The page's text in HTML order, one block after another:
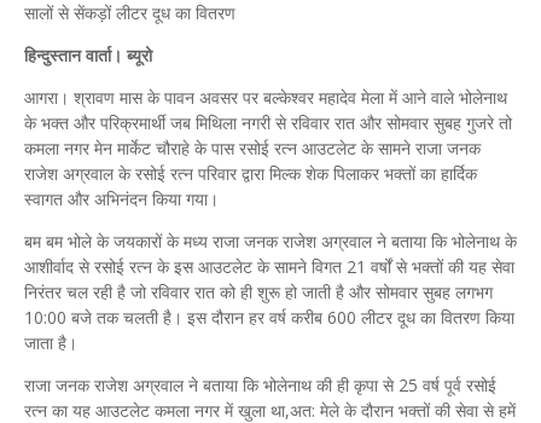
सालों से सेंकड़ों लीटर दूध का वितरण
हिन्दुस्तान वार्ता। ब्यूरो
आगरा। श्रावण मास के पावन अवसर पर बल्केश्वर महादेव मेला में आने वाले भोलेनाथ
के भक्त और परिक्रमार्थी जब मिथिला नगरी से रविवार रात और सोमवार सुबह गुजरे तो
कमला नगर मेन मार्केट चौराहे के पास रसोई रत्न आउटलेट के सामने राजा जनक
राजेश अग्रवाल के रसोई रत्न परिवार द्वारा मिल्क शेक पिलाकर भक्तों का हार्दिक
स्वागत और अभिनंदन किया गया।
बम बम भोले के जयकारों के मध्य राजा जनक राजेश अग्रवाल ने बताया कि भोलेनाथ के
आशीर्वाद से रसोई रत्न के इस आउटलेट के सामने विगत 21 वर्षों से भक्तों की यह सेवा
निरंतर चल रही है जो रविवार रात को ही शुरू हो जाती है और सोमवार सुबह लगभग
10:00 बजे तक चलती है। इस दौरान हर वर्ष करीब 600 लीटर दूध का वितरण किया
जाता है।
राजा जनक राजेश अग्रवाल ने बताया कि भोलेनाथ की ही कृपा से 25 वर्ष पूर्व रसोई
रत्न का यह आउटलेट कमला नगर में खुला था,अत: मेले के दौरान भक्तों की सेवा से हमें